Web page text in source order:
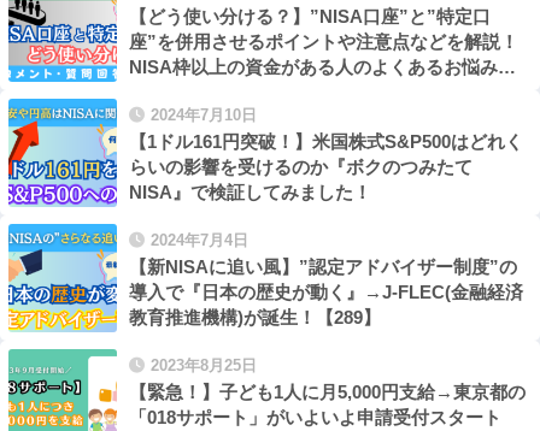
【どう使い分ける？】”NISA口座”と”特定口
座”を併用させるポイントや注意点などを解説！
NISA枠以上の資金がある人のよくあるお悩み！
2024年7月10日
【1ドル161円突破！】米国株式S&P500はどれく
らいの影響を受けるのか『ボクのつみたて
NISA』で検証してみました！
2024年7月4日
【新NISAに追い風】”認定アドバイザー制度”の
導入で『日本の歴史が動く』→J-FLEC(金融経済
教育推進機構)が誕生！【289】
2023年8月25日
【緊急！】子ども1人に月5,000円支給→東京都の
「018サポート」がいよいよ申請受付スタート